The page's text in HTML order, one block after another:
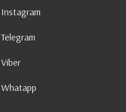
Instagram
Telegram
Viber
Whatapp